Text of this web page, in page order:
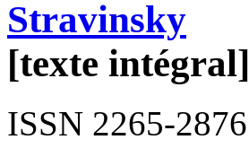
Stravinsky
[texte intégral]
ISSN 2265-2876